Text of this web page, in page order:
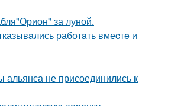
за луной.
работaть вмеcтe и
альянса не присоединились к